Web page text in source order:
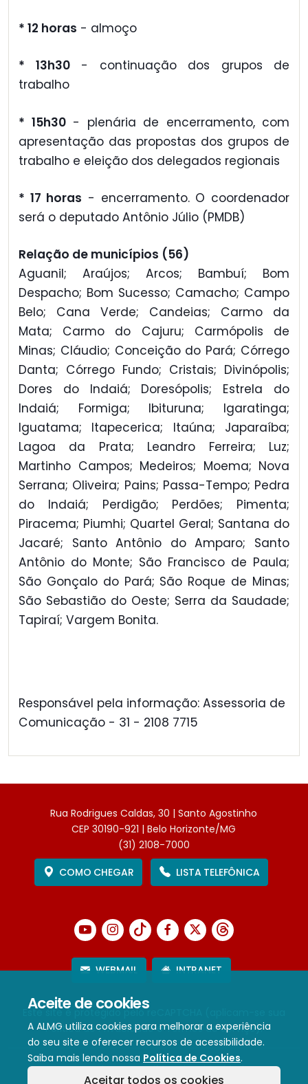
Aceite de cookies
A ALMG utiliza cookies para melhorar a experiência
do seu site e oferecer recursos de acessibilidade.
Saiba mais lendo nossa Política de Cookies.
Aceitar todos os cookies
* 12 horas - almoço
* 13h30- continuação dos grupos de
trabalho
* 15h30- plenária de encerramento, com
apresentação das propostas dos grupos de
trabalho e eleição dos delegados regionais
* 17 horas - encerramento. O coordenador
será o deputado Antônio Júlio (PMDB)
Relação de municípios (56)
Aguanil; Araújos; Arcos; Bambuí; Bom
Despacho; Bom Sucesso; Camacho; Campo
Belo; Cana Verde; Candeias; Carmo da
Mata; Carmo do Cajuru; Carmópolis de
Minas; Cláudio; Conceição do Pará; Córrego
Danta; Córrego Fundo; Cristais; Divinópolis;
Dores do Indaiá; Doresópolis; Estrela do
Indaiá; Formiga; Ibituruna; Igaratinga;
Iguatama; Itapecerica; Itaúna; Japaraíba;
Lagoa da Prata; Leandro Ferreira; Luz;
Martinho Campos; Medeiros; Moema; Nova
Serrana; Oliveira; Pains; Passa-Tempo; Pedra
do Indaiá; Perdigão; Perdões; Pimenta;
Piracema; Piumhi; Quartel Geral; Santana do
Jacaré; Santo Antônio do Amparo; Santo
Antônio do Monte; São Francisco de Paula;
São Gonçalo do Pará; São Roque de Minas;
São Sebastião do Oeste; Serra da Saudade;
Tapiraí; Vargem Bonita.
Responsável pela informação: Assessoria de
Comunicação - 31 - 2108 7715
Rua Rodrigues Caldas, 30 | Santo Agostinho
CEP 30190-921 | Belo Horizonte/MG
(31) 2108-7000
COMO CHEGAR
LISTA TELEFÔNICA
WEBMAIL INTRANET
Este site é protegido pelo reCAPTCHA (aplicam-se sua
Política de PrivacidadeeTermos de Serviço).
Termos de Uso e Política de Privacidade